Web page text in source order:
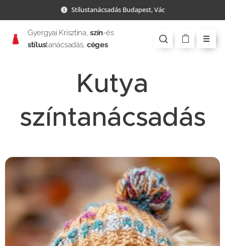
Stílustanácsadás Budapest, Vác
Gyergyai Krisztina, szín-és
stílustanácsadás, céges
Kutya
színtanácsadás